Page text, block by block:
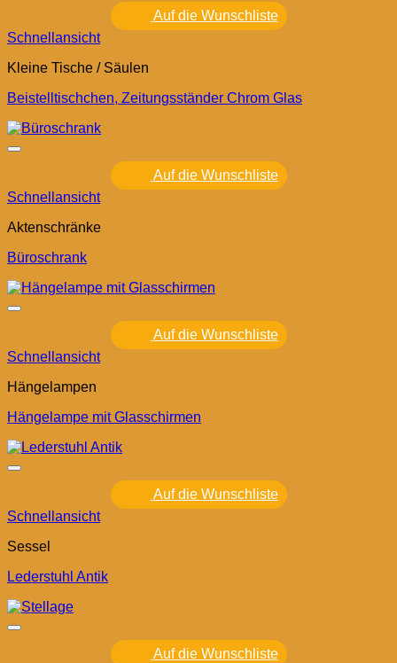
Auf die Wunschliste
Schnellansicht
Kleine Tische / Säulen
Beistelltischchen, Zeitungsständer Chrom Glas
Auf die Wunschliste
Schnellansicht
Aktenschränke
Büroschrank
Auf die Wunschliste
Schnellansicht
Hängelampen
Hängelampe mit Glasschirmen
Auf die Wunschliste
Schnellansicht
Sessel
Lederstuhl Antik
Auf die Wunschliste